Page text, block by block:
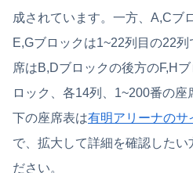
成されています。一方、A,Cブ
E,Gブロックは1~22列目の22
席はB,Dブロックの後方のF,H
ロック、各14列、1~200番の
下の座席表は有明アリーナのサ
で、拡大して詳細を確認したい
ださい。